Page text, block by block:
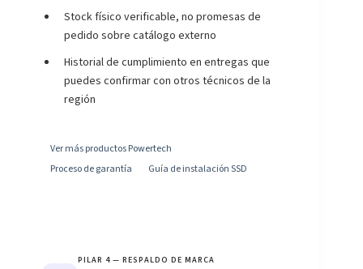
Stock físico verificable, no promesas de
pedido sobre catálogo externo
Historial de cumplimiento en entregas que
puedes confirmar con otros técnicos de la
región
Ver más productos Powertech
Proceso de garantía
Guía de instalación SSD
PILAR 4 — RESPALDO DE MARCA